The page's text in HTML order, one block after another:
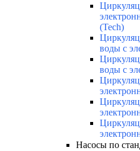
(Tech)
воды с
воды с
Насосы по